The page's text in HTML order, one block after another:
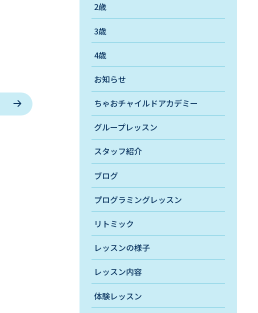
2歳
3歳
4歳
お知らせ
ちゃおチャイルドアカデミー
グループレッスン
スタッフ紹介
ブログ
プログラミングレッスン
リトミック
レッスンの様子
レッスン内容
体験レッスン